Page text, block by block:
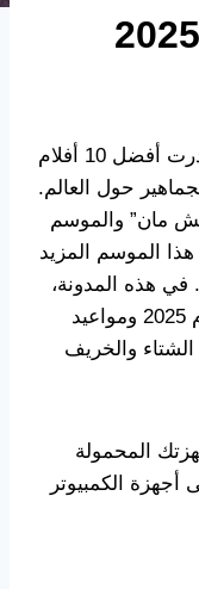
انتهى انتظار عشاق الأنمي، حيث صدرت أفضل 10 أفلام
حول العالم.
مان” والموسم
هذا الموسم المزيد
هذه المدونة،
أدرجنا أفضل 10 أنمي قادمة لعام 2025 ومواعيد
والخريف
المحمولة
أجهزة الكمبيوتر